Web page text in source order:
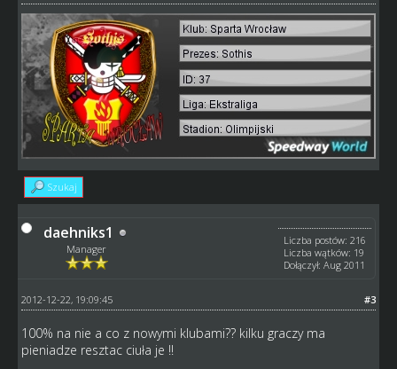
Szukaj
daehniks1
Manager
Liczba postów: 216
Liczba wątków: 19
Dołączył: Aug 2011
#3
2012-12-22, 19:09:45
100% na nie a co z nowymi klubami?? kilku graczy ma
pieniadze resztac ciuła je !!